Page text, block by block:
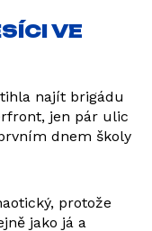
VE
najít brigádu
jen pár ulic
dnem školy
protože
jako já a